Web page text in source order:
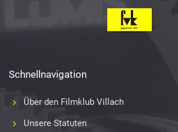
Schnellnavigation
Über den Filmklub Villach
Unsere Statuten